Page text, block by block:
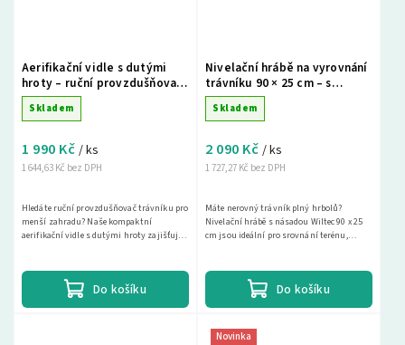
Aerifikační vidle s dutými
hroty – ruční provzdušňovač
trávníku
Skladem
1 644,63 Kč bez DPH
1 990 Kč / ks
Do košíku
Hledáte ruční provzdušňovač trávníku pro
menší zahradu? Naše kompaktní
aerifikační vidle s dutými hroty zajišťují
Nivelační hrábě na vyrovnání
trávníku 90 × 25 cm – s
násadou 200 cm, hliníkové
Skladem
1 727,27 Kč bez DPH
2 090 Kč / ks
Do košíku
Máte nerovný trávník plný hrbolů?
Nivelační hrábě s násadou Wiltec 90 x 25
cm jsou ideální pro srovnání terénu,
Novinka